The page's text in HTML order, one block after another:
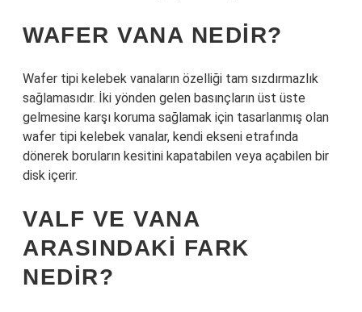
WAFER VANA NEDIR?
Wafer tipi kelebek vanaların özelliği tam sızdırmazlık
sağlamasıdır. İki yönden gelen basınçların üst üste
gelmesine karşı koruma sağlamak için tasarlanmış olan
wafer tipi kelebek vanalar, kendi ekseni etrafında
dönerek boruların kesitini kapatabilen veya açabilen bir
disk içerir.
VALF VE VANA
ARASINDAKI FARK
NEDIR?